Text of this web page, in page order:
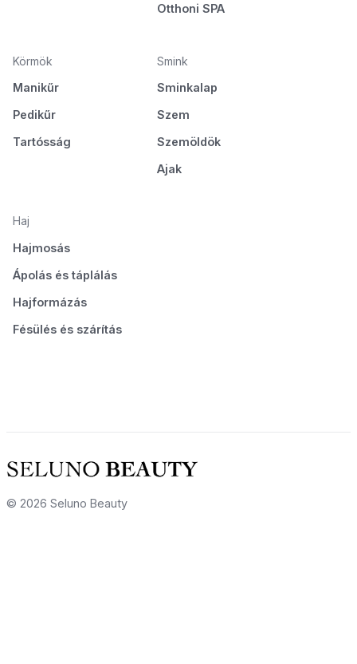
Otthoni SPA
Körmök
Manikűr
Pedikűr
Tartósság
Smink
Sminkalap
Szem
Szemöldök
Ajak
Haj
Hajmosás
Ápolás és táplálás
Hajformázás
Fésülés és szárítás
© 2026 Seluno Beauty